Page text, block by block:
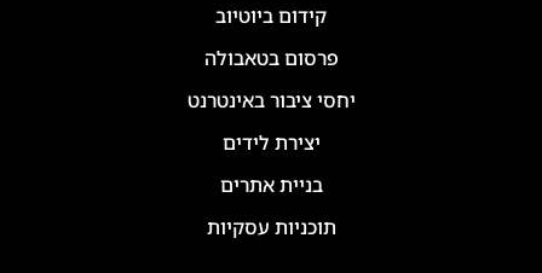
קידום ביוטיוב
פרסום בטאבולה
יחסי ציבור באינטרנט
יצירת לידים
בניית אתרים
תוכניות עסקיות